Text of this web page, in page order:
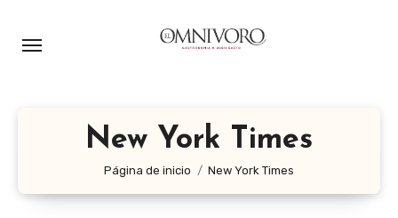
New York Times
Página de inicio New York Times